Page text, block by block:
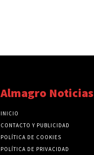
Almagro Noticias
INICIO
CONTACTO Y PUBLICIDAD
POLÍTICA DE COOKIES
POLÍTICA DE PRIVACIDAD